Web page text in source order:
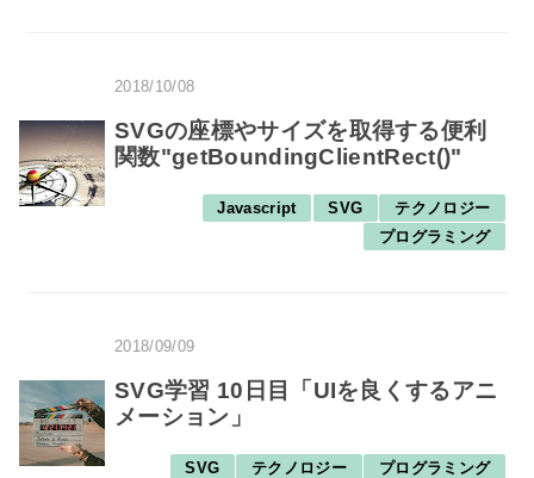
2018/10/08
SVGの座標やサイズを取得する便利
関数"getBoundingClientRect()"
Javascript SVG
テクノロジー
プログラミング
2018/09/09
SVG学習 10日目「UIを良くするアニ
メーション」
SVG テクノロジー
プログラミング